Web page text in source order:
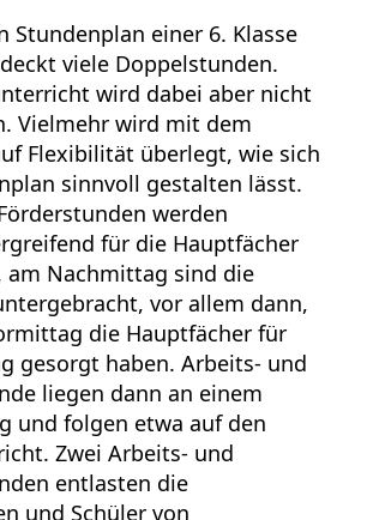
Stundenplan einer 6. Klasse
viele Doppelstunden.
wird dabei aber nicht
Vielmehr wird mit dem
Flexibilität überlegt, wie sich
sinnvoll gestalten lässt.
werden
für die Hauptfächer
am Nachmittag sind die
vor allem dann,
die Hauptfächer für
gesorgt haben. Arbeits- und
liegen dann an einem
und folgen etwa auf den
Zwei Arbeits- und
entlasten die
und Schüler von